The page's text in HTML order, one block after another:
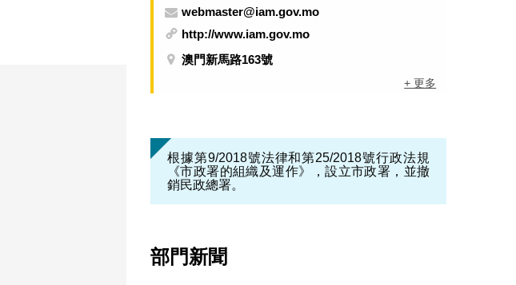
webmaster@iam.gov.mo
http://www.iam.gov.mo
澳門新馬路163號
+ 更多
根據第9/2018號法律和第25/2018號行政法規
《市政署的組織及運作》，設立市政署，並撤
銷民政總署。
部門新聞